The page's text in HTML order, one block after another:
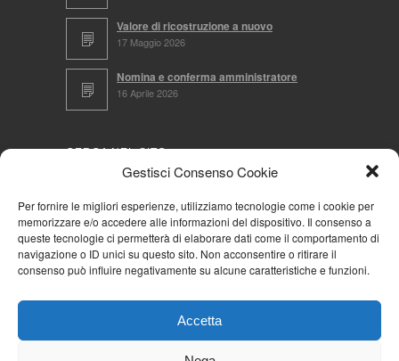
Gestisci Consenso Cookie
Per fornire le migliori esperienze, utilizziamo tecnologie come i cookie per
memorizzare e/o accedere alle informazioni del dispositivo. Il consenso a
queste tecnologie ci permetterà di elaborare dati come il comportamento di
navigazione o ID unici su questo sito. Non acconsentire o ritirare il
consenso può influire negativamente su alcune caratteristiche e funzioni.
Accetta
Valore di ricostruzione a nuovo
17 Maggio 2026
Nomina e conferma amministratore
16 Aprile 2026
CERCA NEL SITO
NAVIGA PER
Mappa completa
Cookie Policy (UE)